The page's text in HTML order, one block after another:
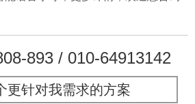
893 / 010-64913142
更针对我需求的方案